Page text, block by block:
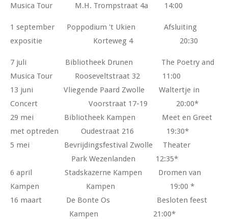
Musica Tour M.H. Trompstraat 4a 14:00
1 september Poppodium 't Ukien Afsluiting
expositie Korteweg 4 20:30
7 juli Bibliotheek Drunen The Poetry and
Musica Tour Rooseveltstraat 32 11:00
13 juni Vliegende Paard Zwolle Waltertje in
Concert Voorstraat 17-19 20:00*
29 mei Bibliotheek Kampen Meet en Greet
met optreden Oudestraat 216 19:30*
5 mei Bevrijdingsfestival Zwolle Theater
Park Wezenlanden 12:35*
6 april Stadskazerne Kampen Dromen van
Kampen Kampen 19:00 *
16 maart De Bonte Os Besloten feest
Kampen 21:00*